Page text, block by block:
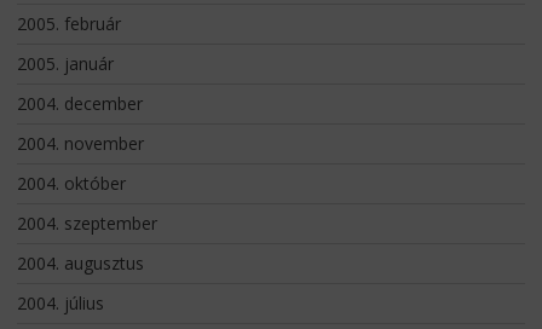
2005. február
2005. január
2004. december
2004. november
2004. október
2004. szeptember
2004. augusztus
2004. július